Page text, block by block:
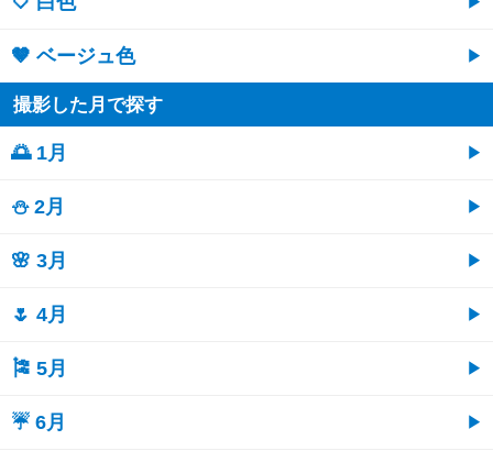
🤎 ベージュ色
撮影した月で探す
🌅 1月
⛄ 2月
🌸 3月
🌷 4月
🎏 5月
☔ 6月